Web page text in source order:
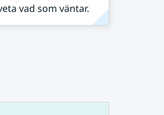
vad som väntar.